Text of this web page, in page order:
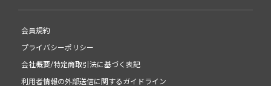
会員規約
プライバシーポリシー
会社概要/特定商取引法に基づく表記
利用者情報の外部送信に関するガイドライン